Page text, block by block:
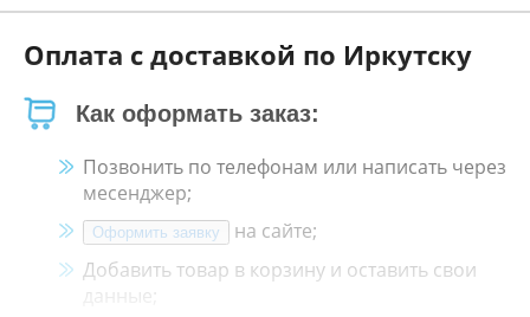
Оплата с доставкой по Иркутску
Как оформать заказ:
Позвонить по телефонам или написать через
месенджер;
Оформить заявку
на сайте;
Добавить товар в корзину и оставить свои
данные;